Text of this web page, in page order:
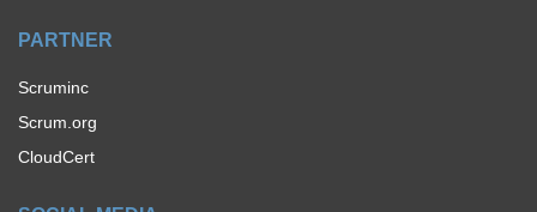
PARTNER
Scruminc
Scrum.org
CloudCert